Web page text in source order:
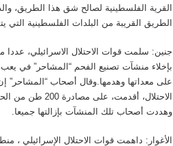
القرية الفلسطينية لصالح شق هذا الطريق،
الطريق القريبة من البلدات الفلسطينية
جنين: سلمت قوات الاحتلال الاسرائيلي،
بإخلاء منشآت تصنيع الفحم “المشاحر” في
على معداتها وهدمها.وقال أصحاب “المشاحر”
الاحتلال،
وهددت أصحاب تلك المنشآت بإزالتها جميعا.
الأغوار: داهمت قوات الاحتلال الإسرائيلي